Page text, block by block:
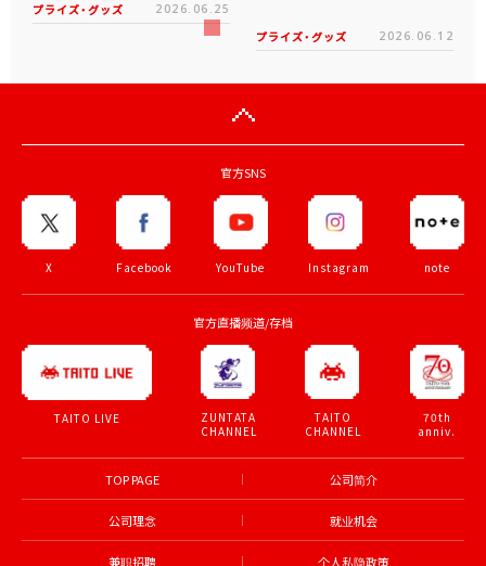
プライズ・グッズ 2026.06.25
プライズ・グッズ 2026.06.12
官方SNS
X Facebook YouTube Instagram note
官方直播频道/存档
TAITO LIVE
ZUNTATA
CHANNEL
TAITO
CHANNEL
70th
anniv.
TOP PAGE 公司简介
公司理念 就业机会